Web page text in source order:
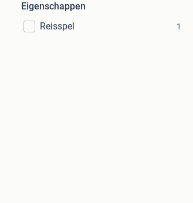
Eigenschappen
Reisspel
1